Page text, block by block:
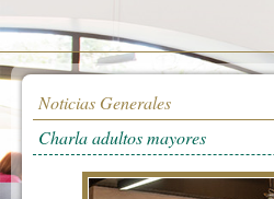
Noticias Generales
Charla adultos mayores